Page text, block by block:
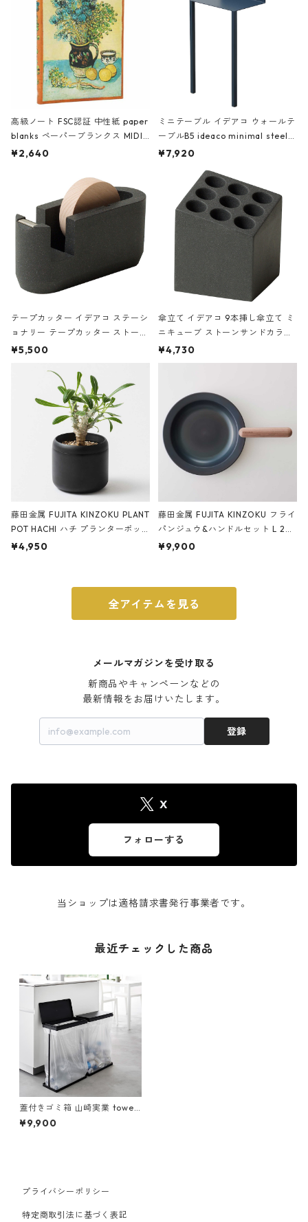
高級ノート FSC認証 中性紙 paper
blanks ペーパーブランクス MIDI
ハードカバー 罫線 ヴァン・ゴッホ
¥2,640
ミニテーブル イデアコ ウォールテ
ーブルB5 ideaco minimal steel f
urniture WALL Table B5 ネイビー
¥7,920
テープカッター イデアコ ステーシ
ョナリー テープカッター ストーン
サンドカラー 石調 ideaco Station
¥5,500
傘立て イデアコ 9本挿し傘立て ミ
ニキューブ ストーンサンドカラー
石調 ideaco Umbrella Stand CUB
E ストーンサンドブラック
¥4,730
藤田金属 FUJITA KINZOKU PLANT
POT HACHI ハチ プランターポッ
ト 3号 ブラック
¥4,950
藤田金属 FUJITA KINZOKU フライ
パンジュウ&ハンドルセット L 24c
m ガス火・IH対応 鉄フライパン
¥9,900
全アイテムを見る
メールマガジンを受け取る
新商品やキャンペーンなどの
最新情報をお届けいたします。
登録
X
フォローする
当ショップは適格請求書発行事業者です。
最近チェックした商品
蓋付きゴミ箱 山崎実業 tower
タワー スリム蓋付き分別ゴミ
袋ホルダー 45L 横開き 2個組
¥9,900
プライバシーポリシー
特定商取引法に基づく表記